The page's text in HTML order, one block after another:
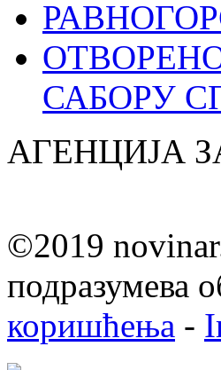
САБОРУ
АГЕНЦИЈА
©2019
подразумева
коришћења -